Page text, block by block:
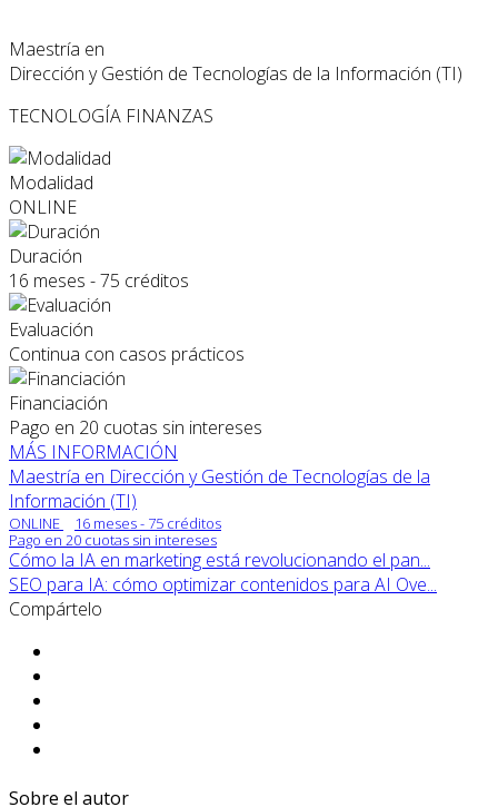
Maestría en
Dirección y Gestión de Tecnologías de la Información (TI)
TECNOLOGÍA FINANZAS
Modalidad
ONLINE
Duración
16 meses - 75 créditos
Evaluación
Continua con casos prácticos
Financiación
Pago en 20 cuotas sin intereses
MÁS INFORMACIÓN
Maestría en Dirección y Gestión de Tecnologías de la
Información (TI)
ONLINE
16 meses - 75 créditos
Pago en 20 cuotas sin intereses
Cómo la IA en marketing está revolucionando el pan...
SEO para IA: cómo optimizar contenidos para AI Ove...
Compártelo
Sobre el autor